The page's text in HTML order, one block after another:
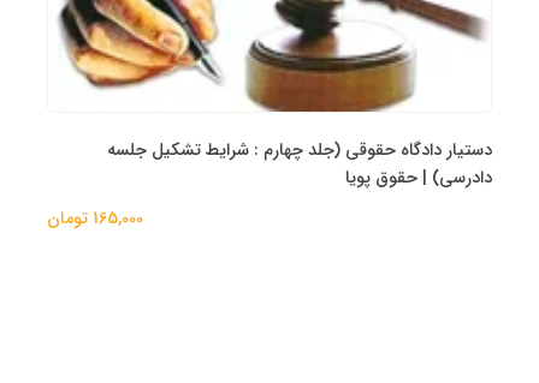
دستیار دادگاه حقوقی (جلد چهارم : شرایط تشکیل جلسه
دادرسی) | حقوق پویا
165,000 تومان